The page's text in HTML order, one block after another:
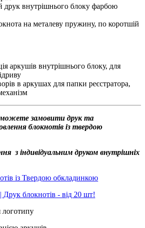
друк внутрішнього блоку фарбою
на металеву пружину, по коротшій
аркушів внутрішнього блоку, для
в аркушах для папки реєстратора,
можете замовити друк та
блокнотів із твердою
з індивідуальним друком внутрішніх
із Твердою обкладинкою
Друк блокнотів - від 20 шт!